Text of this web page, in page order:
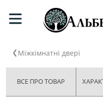
Міжкімнатні двері
ВСЕ ПРО ТОВАР